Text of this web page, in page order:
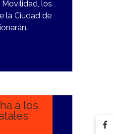
los
la Ciudad de
a los